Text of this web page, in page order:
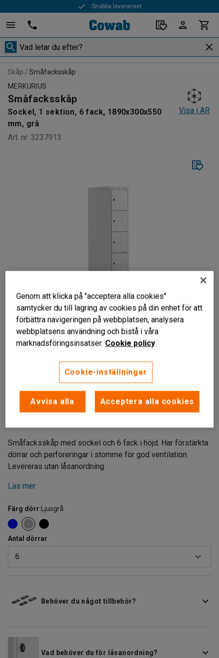
Snabba leveranser
Skåp
Småfacksskåp
MERKURIUS
Småfacksskåp
Sockel, 1 sektion, 6 fack, 1890x300x550
mm, grå
Art. nr: 3237913
Visa i AR
Dörrar med gummidämpning
God ventilation
Småfacksskåp med sockel och 6 fack i höjd. Har förstärkta
dörrar och perforeringar i stomme för god ventilation.
Levereras utan låsanordning.
Läs mer
Färg dörr: Ljusgrå
Antal dörrar
6
12
24
Behöver du något tillbehör?
Vad behöver du för låsanordning?
Genom att klicka på "acceptera alla cookies"
samtycker du till lagring av cookies på din enhet för att
förbättra navigeringen på webbplatsen, analysera
webbplatsens användning och bistå i våra
marknadsföringsinsatser. Cookie policy
Cookie-inställningar
Avvisa alla Acceptera alla cookies